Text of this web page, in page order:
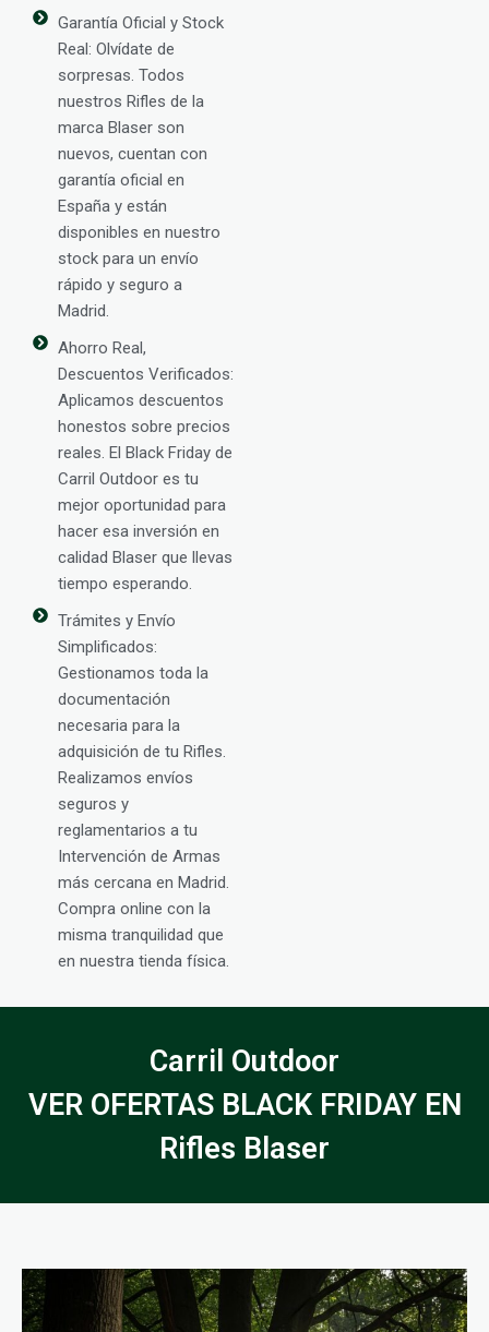
Garantía Oficial y Stock
Real: Olvídate de
sorpresas. Todos
nuestros Rifles de la
marca Blaser son
nuevos, cuentan con
garantía oficial en
España y están
disponibles en nuestro
stock para un envío
rápido y seguro a
Madrid.
Ahorro Real,
Descuentos Verificados:
Aplicamos descuentos
honestos sobre precios
reales. El Black Friday de
Carril Outdoor es tu
mejor oportunidad para
hacer esa inversión en
calidad Blaser que llevas
tiempo esperando.
Trámites y Envío
Simplificados:
Gestionamos toda la
documentación
necesaria para la
adquisición de tu Rifles.
Realizamos envíos
seguros y
reglamentarios a tu
Intervención de Armas
más cercana en Madrid.
Compra online con la
misma tranquilidad que
en nuestra tienda física.
Carril Outdoor
VER OFERTAS BLACK FRIDAY EN
Rifles Blaser